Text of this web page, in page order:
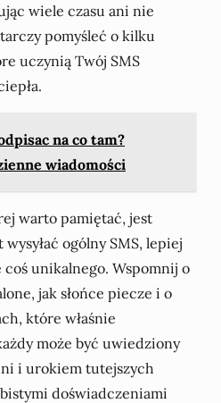
wiele czasu ani nie
pomyśleć o kilku
uczynią Twój SMS
na co tam?
wiadomości
warto pamiętać, jest
ogólny SMS, lepiej
unikalnego. Wspomnij o
jak słońce piecze i o
które właśnie
może być uwiedziony
i urokiem tutejszych
doświadczeniami